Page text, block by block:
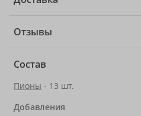
Отзывы
Состав
Пионы - 13 шт.
Добавления